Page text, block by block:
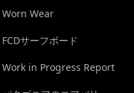
Worn Wear
FCDサーフボード
Work in Progress Report